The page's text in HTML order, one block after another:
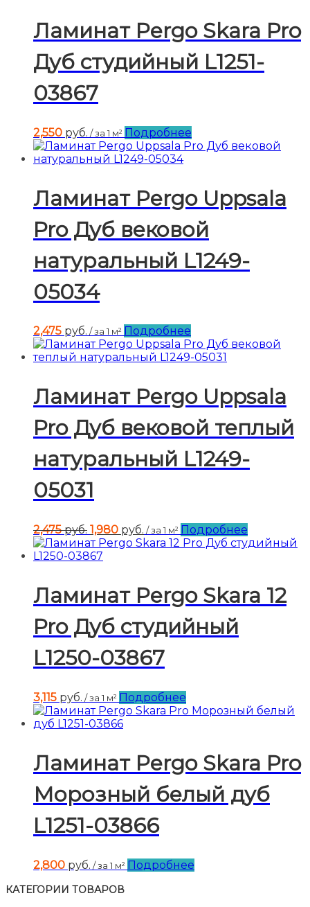
Ламинат Pergo Skara Pro
Дуб студийный L1251-
03867
2,550 руб. / за 1 м² Подробнее
Ламинат Pergo Uppsala
Pro Дуб вековой
натуральный L1249-
05034
2,475 руб. / за 1 м² Подробнее
Ламинат Pergo Uppsala
Pro Дуб вековой теплый
натуральный L1249-
05031
2,475руб. Первоначальная
цена
составляла
1,980 руб. Текущая
цена:
/ за 1 м² Подробнее
Ламинат Pergo Skara 12
Pro Дуб студийный
L1250-03867
3,115 руб. / за 1 м² Подробнее
Ламинат Pergo Skara Pro
Морозный белый дуб
L1251-03866
2,800 руб. / за 1 м² Подробнее
КАТЕГОРИИ ТОВАРОВ